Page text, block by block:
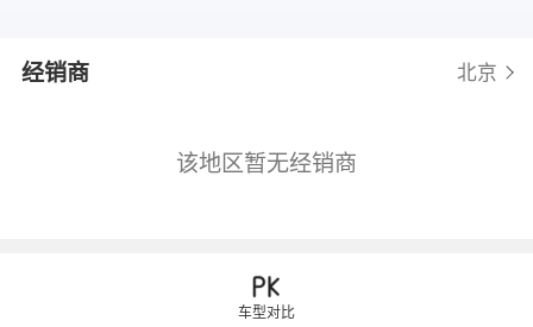
经销商 北京
该地区暂无经销商
车型对比